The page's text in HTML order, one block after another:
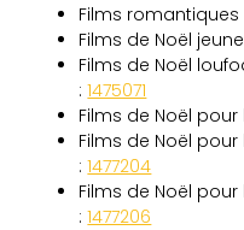
Films
Films de Noël
Films de Noël
:1475071
Films de Noël
Films de Noël
:1477204
Films de Noël pour
:1477206